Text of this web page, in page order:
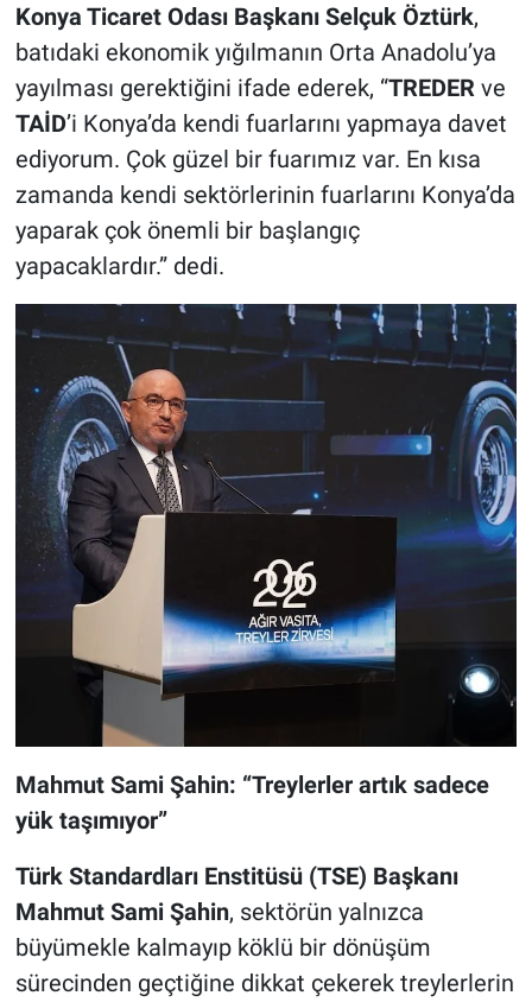
Konya Ticaret Odası Başkanı Selçuk Öztürk,
batıdaki ekonomik yığılmanın Orta Anadolu’ya
yayılması gerektiğini ifade ederek, “TREDER ve
TAİD’i Konya’da kendi fuarlarını yapmaya davet
ediyorum. Çok güzel bir fuarımız var. En kısa
zamanda kendi sektörlerinin fuarlarını Konya’da
yaparak çok önemli bir başlangıç
yapacaklardır.” dedi.
Mahmut Sami Şahin: “Treylerler artık sadece
yük taşımıyor”
Türk Standardları Enstitüsü (TSE) Başkanı
Mahmut Sami Şahin, sektörün yalnızca
büyümekle kalmayıp köklü bir dönüşüm
sürecinden geçtiğine dikkat çekerek treylerlerin